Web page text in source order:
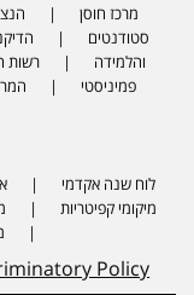
מרכז חוסן
סטודנטים
והלמידה
רשות
פמיניסטי
לוח שנה אקדמי
מיקומי קפיטריות
Policy